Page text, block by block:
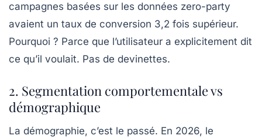
campagnes basées sur les données zero-party
avaient un taux de conversion 3,2 fois supérieur.
Pourquoi ? Parce que l’utilisateur a explicitement dit
ce qu’il voulait. Pas de devinettes.
2. Segmentation comportementale vs
démographique
La démographie, c’est le passé. En 2026, le